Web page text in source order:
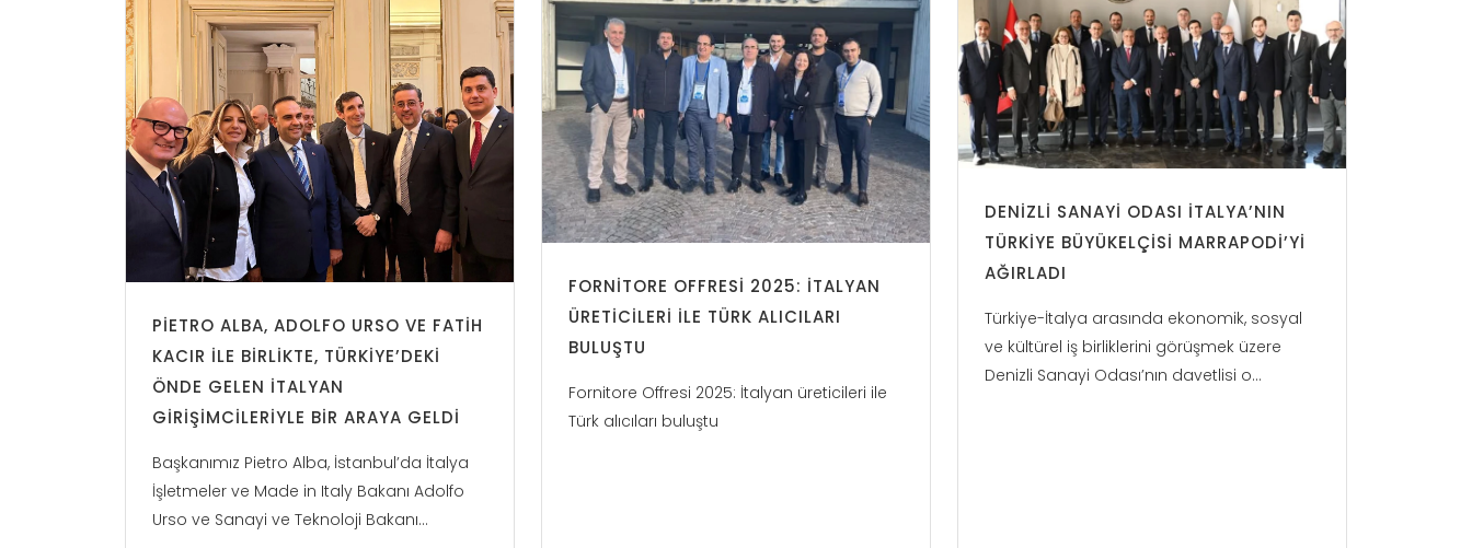
PIETRO ALBA, ADOLFO URSO VE FATIH
KACIR ILE BIRLIKTE, TÜRKIYE’DEKI
ÖNDE GELEN İTALYAN
GIRIŞIMCILERIYLE BIR ARAYA GELDI
Başkanımız Pietro Alba, İstanbul’da İtalya
İşletmeler ve Made in Italy Bakanı Adolfo
Urso ve Sanayi ve Teknoloji Bakanı...
FORNITORE OFFRESI 2025: İTALYAN
ÜRETICILERI ILE TÜRK ALICILARI
BULUŞTU
Fornitore Offresi 2025: İtalyan üreticileri ile
Türk alıcıları buluştu
DENİZLİ SANAYİ ODASI İTALYA’NIN
TÜRKİYE BÜYÜKELÇİSİ MARRAPODİ’Yİ
AĞIRLADI
Türkiye-İtalya arasında ekonomik, sosyal
ve kültürel iş birliklerini görüşmek üzere
Denizli Sanayi Odası’nın davetlisi o...